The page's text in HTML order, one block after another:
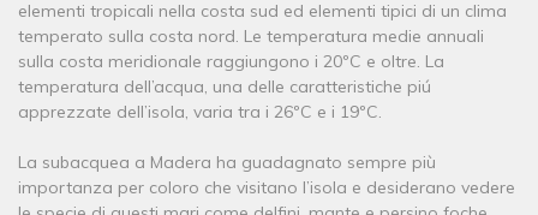
elementi tropicali nella costa sud ed elementi tipici di un clima
temperato sulla costa nord. Le temperatura medie annuali
sulla costa meridionale raggiungono i 20ºC e oltre. La
temperatura dell’acqua, una delle caratteristiche piú
apprezzate dell’isola, varia tra i 26ºC e i 19ºC.
La subacquea a Madera ha guadagnato sempre più
importanza per coloro che visitano l’isola e desiderano vedere